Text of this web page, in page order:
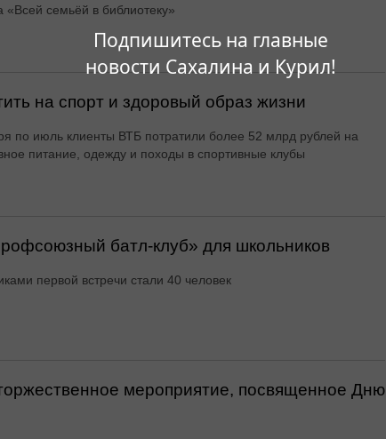
Подпишитесь на главные
новости Сахалина и Курил!
«Всей семьёй в библиотеку»
на спорт и здоровый образ жизни
по июль клиенты ВТБ потратили более 52 млрд рублей на
питание, одежду и походы в спортивные клубы
батл-клуб» для школьников
первой встречи стали 40 человек
мероприятие, посвященное Дню